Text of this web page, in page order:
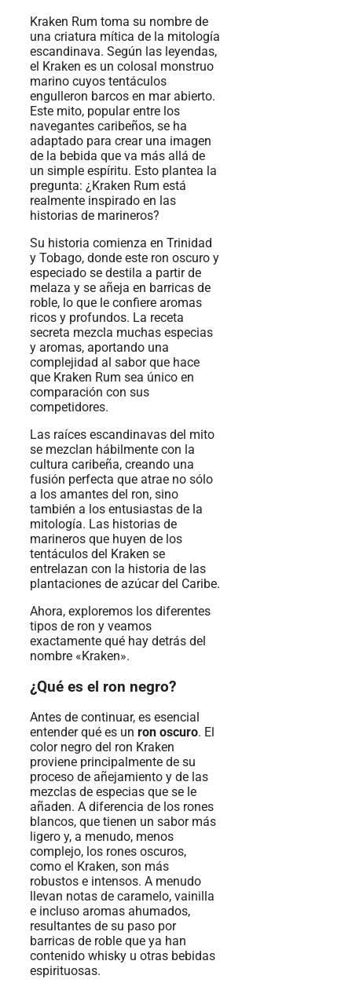
Kraken Rum toma su nombre de
una criatura mítica de la mitología
escandinava. Según las leyendas,
el Kraken es un colosal monstruo
marino cuyos tentáculos
engulleron barcos en mar abierto.
Este mito, popular entre los
navegantes caribeños, se ha
adaptado para crear una imagen
de la bebida que va más allá de
un simple espíritu. Esto plantea la
pregunta: ¿Kraken Rum está
realmente inspirado en las
historias de marineros?
Su historia comienza en Trinidad
y Tobago, donde este ron oscuro y
especiado se destila a partir de
melaza y se añeja en barricas de
roble, lo que le confiere aromas
ricos y profundos. La receta
secreta mezcla muchas especias
y aromas, aportando una
complejidad al sabor que hace
que Kraken Rum sea único en
comparación con sus
competidores.
Las raíces escandinavas del mito
se mezclan hábilmente con la
cultura caribeña, creando una
fusión perfecta que atrae no sólo
a los amantes del ron, sino
también a los entusiastas de la
mitología. Las historias de
marineros que huyen de los
tentáculos del Kraken se
entrelazan con la historia de las
plantaciones de azúcar del Caribe.
Ahora, exploremos los diferentes
tipos de ron y veamos
exactamente qué hay detrás del
nombre «Kraken».
¿Qué es el ron negro?
Antes de continuar, es esencial
entender qué es un ron oscuro. El
color negro del ron Kraken
proviene principalmente de su
proceso de añejamiento y de las
mezclas de especias que se le
añaden. A diferencia de los rones
blancos, que tienen un sabor más
ligero y, a menudo, menos
complejo, los rones oscuros,
como el Kraken, son más
robustos e intensos. A menudo
llevan notas de caramelo, vainilla
e incluso aromas ahumados,
resultantes de su paso por
barricas de roble que ya han
contenido whisky u otras bebidas
espirituosas.